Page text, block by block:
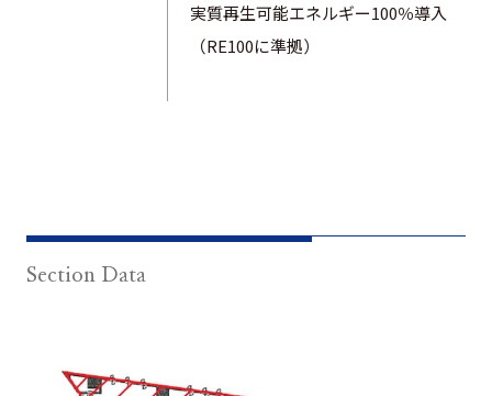
実質再生可能エネルギー100％導入
（RE100に準拠）
Section Data